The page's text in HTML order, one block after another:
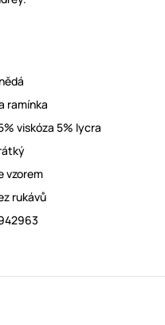
ramínka
viskóza 5% lycra
vzorem
rukávů